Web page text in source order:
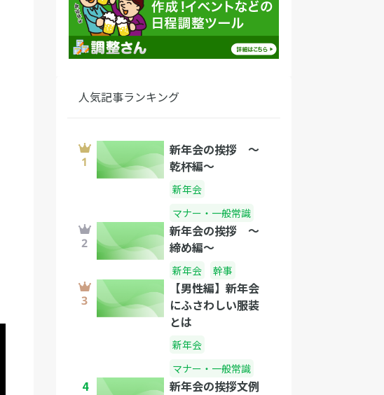
人気記事ランキング
新年会の挨拶 〜
乾杯編〜
新年会
マナー・一般常識
新年会の挨拶 〜
締め編〜
新年会 幹事
【男性編】新年会
にふさわしい服装
とは
新年会
マナー・一般常識
4 新年会の挨拶文例